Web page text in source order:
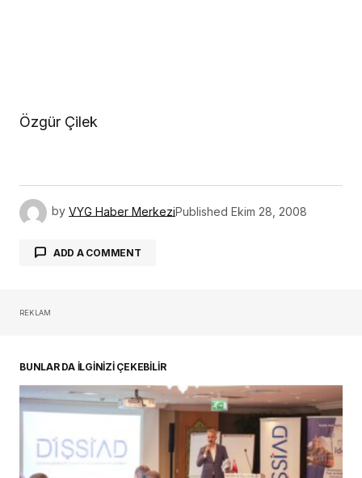
Özgür Çilek
by VYG Haber MerkeziPublished Ekim 28, 2008
ADD A COMMENT
REKLAM
BUNLAR DA İLGİNİZİ ÇEKEBİLİR